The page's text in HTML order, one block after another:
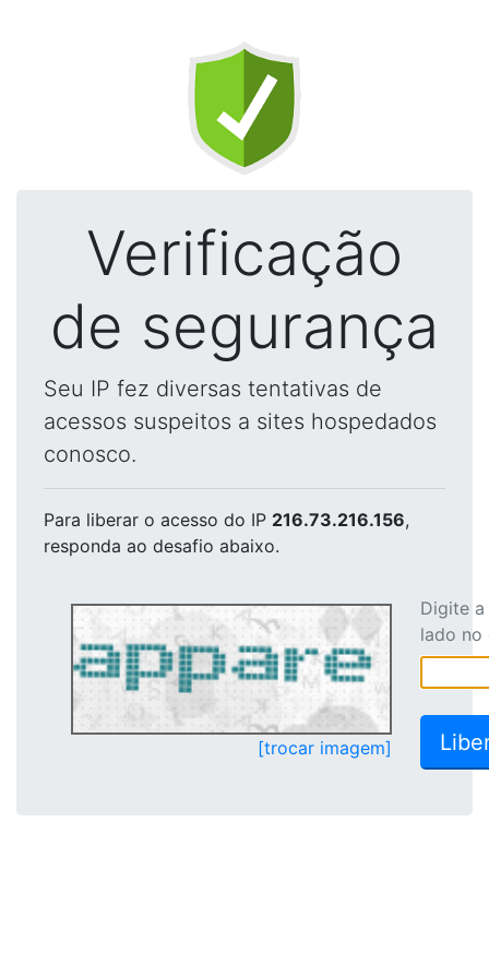
Verificação
de segurança
Seu IP fez diversas tentativas de
acessos suspeitos a sites hospedados
conosco.
Para liberar o acesso do IP 216.73.216.156,
responda ao desafio abaixo.
[trocar imagem]
Digite
lado no